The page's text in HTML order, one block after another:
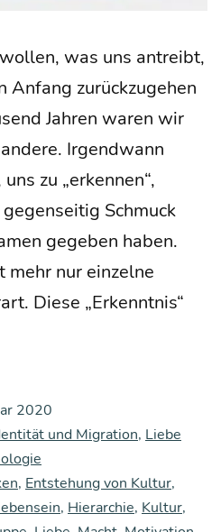
was uns antreibt,
Anfang zurück­zu­ge­hen
Jah­ren waren wir
Irgend­wann
zu „erken­nen“,
Schmuck
gege­ben haben.
nur ein­zel­ne
Die­se „Erkennt­nis“
2020
und Migration, Liebe
, Entstehung von Kultur,
, Hierarchie, Kultur,